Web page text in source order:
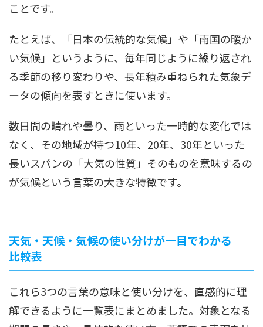
ことです。
たとえば、「日本の伝統的な気候」や「南国の暖か
い気候」というように、毎年同じように繰り返され
る季節の移り変わりや、長年積み重ねられた気象デ
ータの傾向を表すときに使います。
数日間の晴れや曇り、雨といった一時的な変化では
なく、その地域が持つ10年、20年、30年といった
長いスパンの「大気の性質」そのものを意味するの
が気候という言葉の大きな特徴です。
天気・天候・気候の使い分けが一目でわかる
比較表
これら3つの言葉の意味と使い分けを、直感的に理
解できるように一覧表にまとめました。対象となる